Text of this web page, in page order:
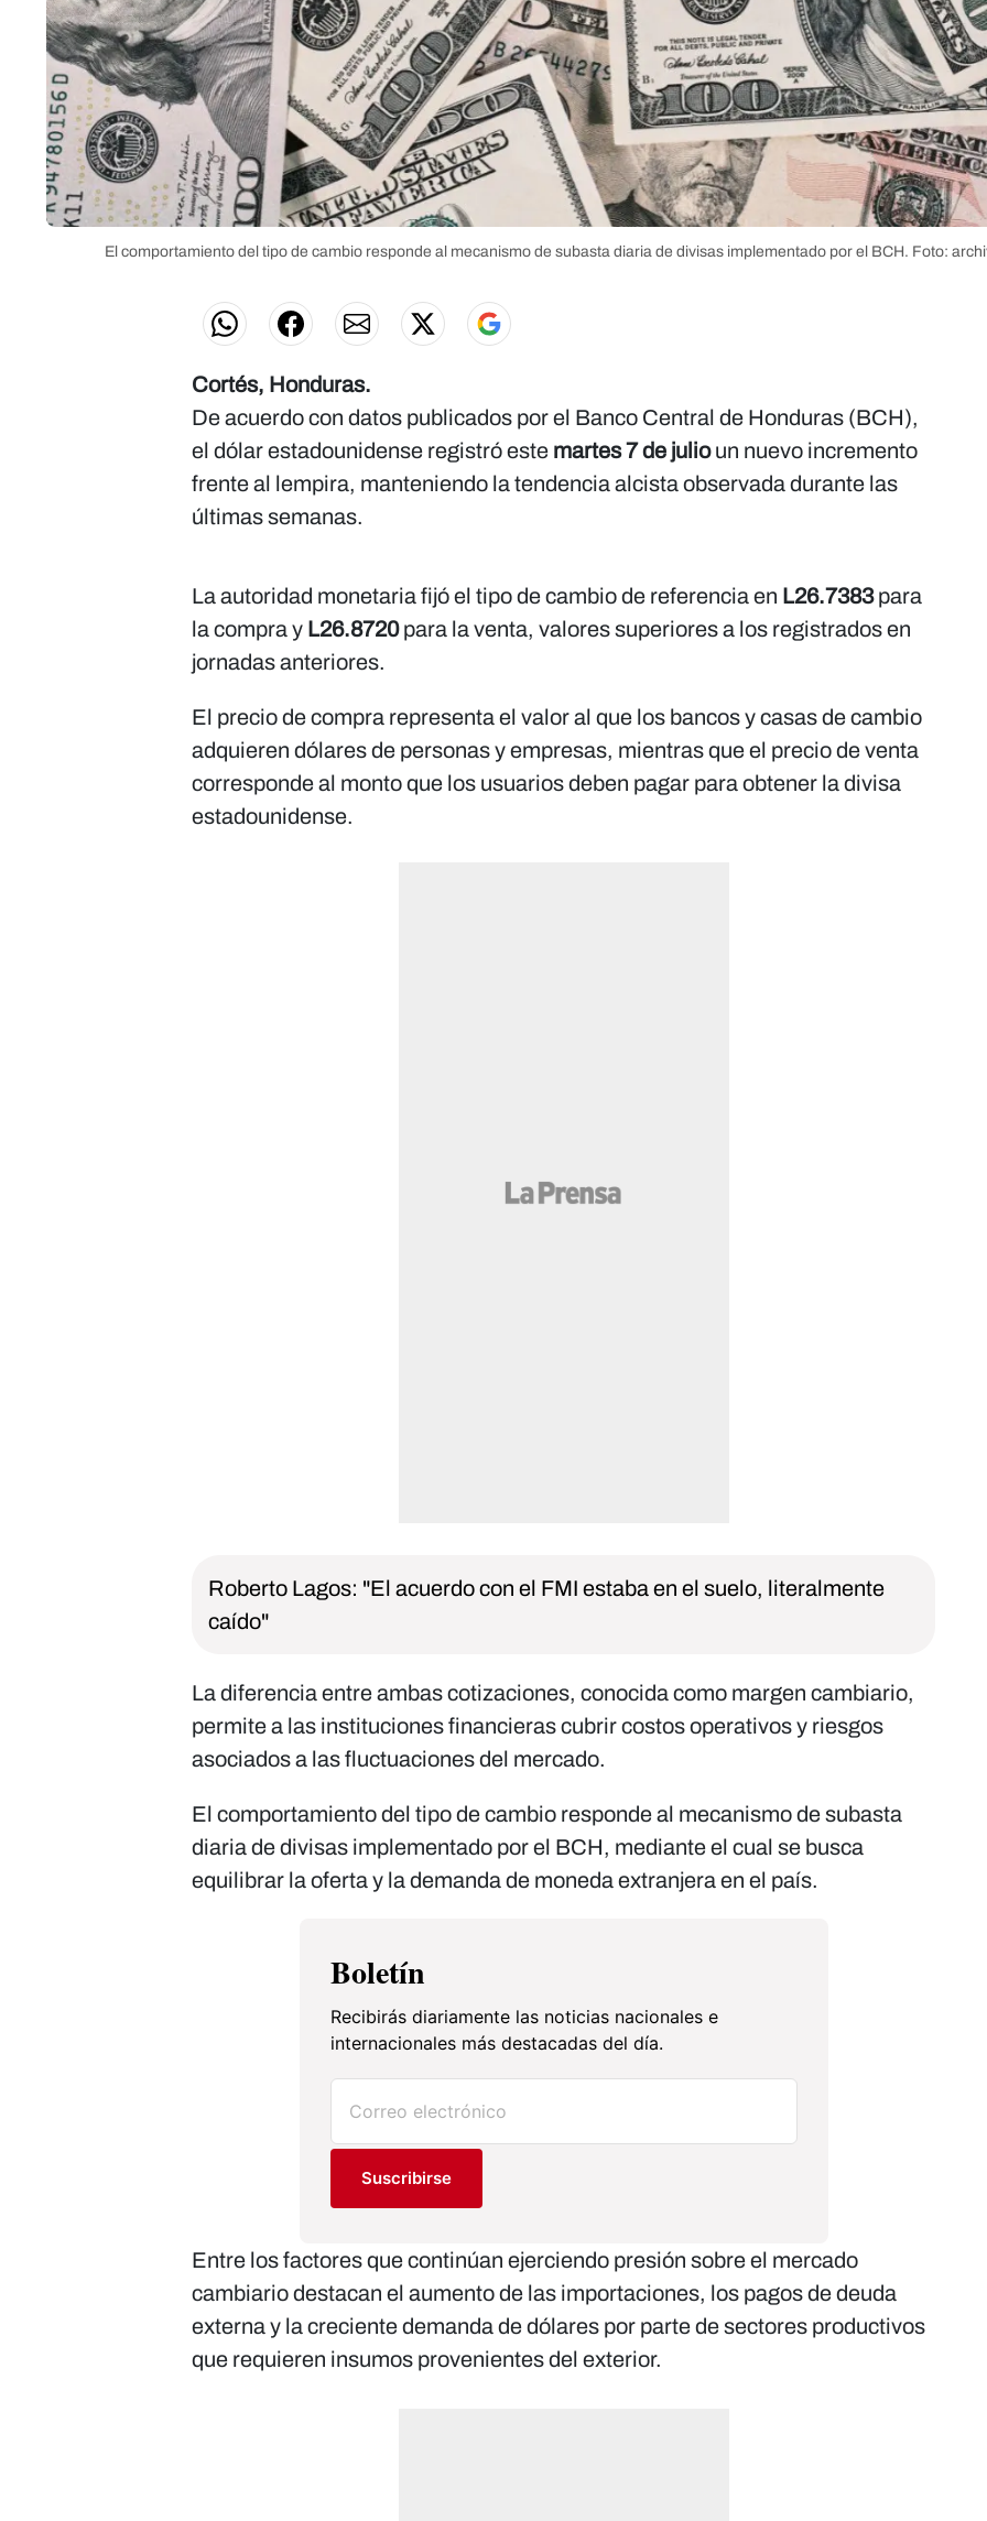
El comportamiento del tipo de cambio responde al mecanismo de subasta diaria de divisas implementado por el BCH. Foto:
Cortés, Honduras.
De acuerdo con datos publicados por el Banco Central de Honduras (BCH),
el dólar estadounidense registró este martes 7 de julioun nuevo incremento
frente al lempira, manteniendo la tendencia alcista observada durante las
últimas semanas.
La autoridad monetaria fijó el tipo de cambio de referencia en L26.7383para
la compra y L26.8720para la venta, valores superiores a los registrados en
jornadas anteriores.
El precio de compra representa el valor al que los bancos y casas de cambio
adquieren dólares de personas y empresas, mientras que el precio de venta
corresponde al monto que los usuarios deben pagar para obtener la divisa
estadounidense.
Roberto Lagos: "El acuerdo con el FMI estaba en el suelo, literalmente
caído"
La diferencia entre ambas cotizaciones, conocida como margen cambiario,
permite a las instituciones financieras cubrir costos operativos y riesgos
asociados a las fluctuaciones del mercado.
El comportamiento del tipo de cambio responde al mecanismo de subasta
diaria de divisas implementado por el BCH, mediante el cual se busca
equilibrar la oferta y la demanda de moneda extranjera en el país.
Boletín
Recibirás diariamente las noticias nacionales e
internacionales más destacadas del día.
Suscribirse
Entre los factores que continúan ejerciendo presión sobre el mercado
cambiario destacan el aumento de las importaciones, los pagos de deuda
externa y la creciente demanda de dólares por parte de sectores productivos
que requieren insumos provenientes del exterior.